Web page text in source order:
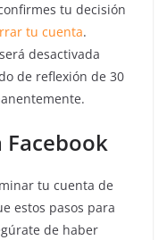
tu decisión
tu cuenta.
desactivada
de reflexión de 30
Facebook
tu cuenta de
estos pasos para
de haber